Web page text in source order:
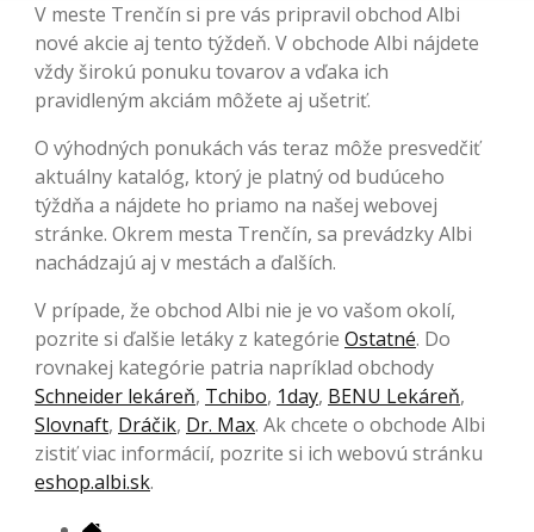
V meste Trenčín si pre vás pripravil obchod Albi
nové akcie aj tento týždeň. V obchode Albi nájdete
vždy širokú ponuku tovarov a vďaka ich
pravidleným akciám môžete aj ušetriť.
O výhodných ponukách vás teraz môže presvedčiť
aktuálny katalóg, ktorý je platný od budúceho
týždňa a nájdete ho priamo na našej webovej
stránke. Okrem mesta Trenčín, sa prevádzky Albi
nachádzajú aj v mestách a ďalších.
V prípade, že obchod Albi nie je vo vašom okolí,
pozrite si ďalšie letáky z kategórie Ostatné. Do
rovnakej kategórie patria napríklad obchody
Schneider lekáreň, Tchibo, 1day, BENU Lekáreň,
Slovnaft, Dráčik, Dr. Max. Ak chcete o obchode Albi
zistiť viac informácií, pozrite si ich webovú stránku
eshop.albi.sk.